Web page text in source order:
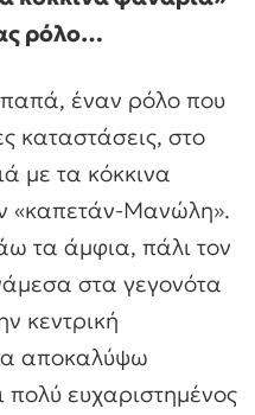
ρόλο…
έναν ρόλο που
καταστάσεις, στο
με τα κόκκινα
«καπετάν-Μανώλη».
τα άμφια, πάλι τον
στα γεγονότα
κεντρική
αποκαλύψω
ευχαριστημένος